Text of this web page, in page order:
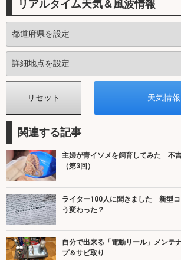
リアルタイム天気＆風波情報
関連する記事
主婦が青イソメを飼育してみた 不
（第3回）
ライター100人に聞きました 新型
う変わった？
自分で出来る「電動リール」メンテ
プ＆サビ取り